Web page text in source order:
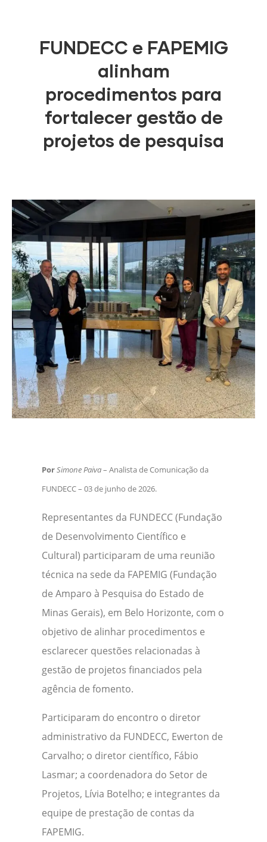
FUNDECC e FAPEMIG
alinham
procedimentos para
fortalecer gestão de
projetos de pesquisa
PorSimone Paiva– Analista de Comunicação da
FUNDECC – 03 de junho de 2026.
Representantes da FUNDECC (Fundação
de Desenvolvimento Científico e
Cultural) participaram de uma reunião
técnica na sede da FAPEMIG (Fundação
de Amparo à Pesquisa do Estado de
Minas Gerais), em Belo Horizonte, com o
objetivo de alinhar procedimentos e
esclarecer questões relacionadas à
gestão de projetos financiados pela
agência de fomento.
Participaram do encontro o diretor
administrativo da FUNDECC, Ewerton de
Carvalho; o diretor científico, Fábio
Lasmar; a coordenadora do Setor de
Projetos, Lívia Botelho; e integrantes da
equipe de prestação de contas da
FAPEMIG.